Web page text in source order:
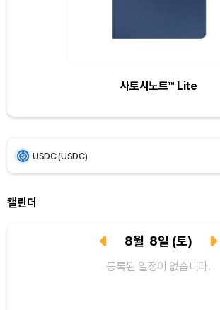
사토시노트™ Lite
BNB (BNB)
USDC (USDC)
캘린더
8월 8일 (토)
등록된 일정이 없습니다.